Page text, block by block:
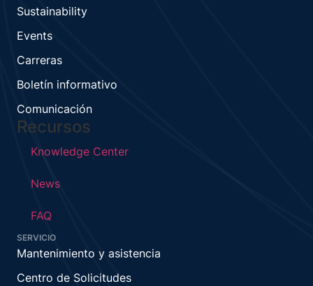
Sustainability
Events
Carreras
Boletín informativo
Comunicación
Recursos
Knowledge Center
News
FAQ
SERVICIO
Mantenimiento y asistencia
Centro de Solicitudes